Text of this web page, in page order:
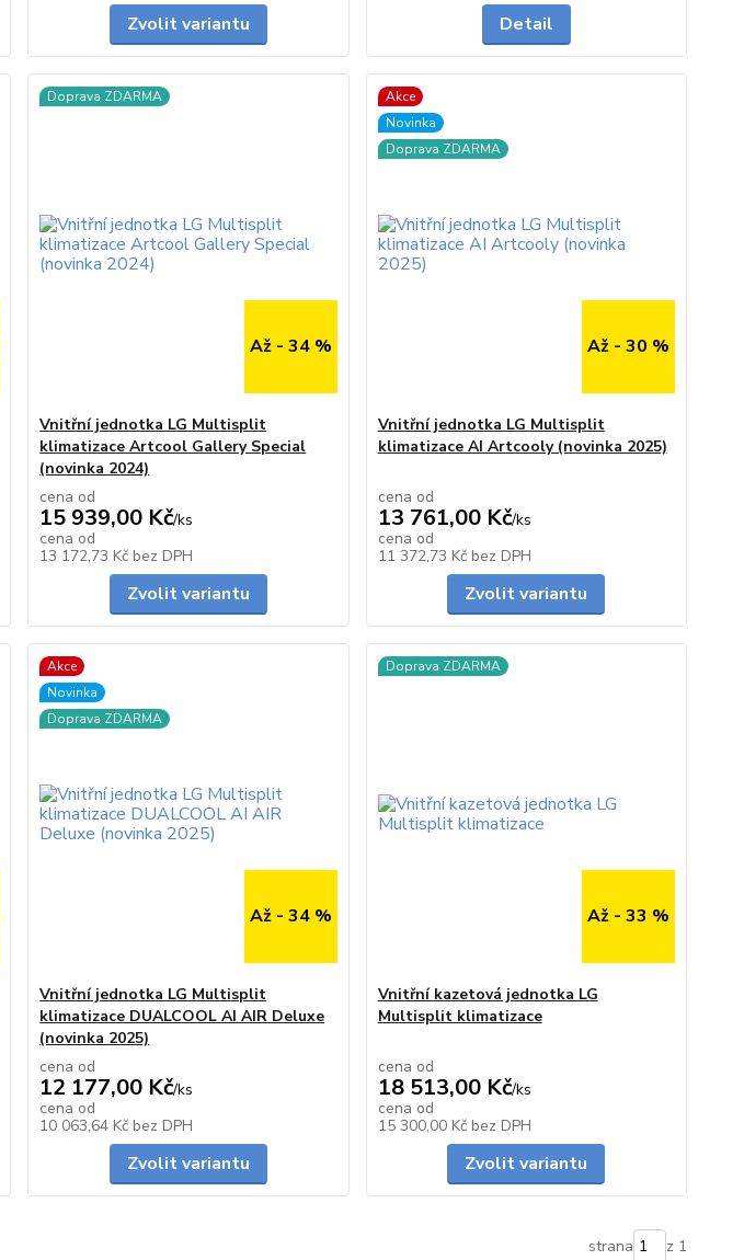
Zvolit variantu Detail
Doprava ZDARMA
Až - 34 %
Vnitřní jednotka LG Multisplit
klimatizace Artcool Gallery Special
(novinka 2024)
cena od
15 939,00 Kč/ks
cena od
13 172,73 Kč bez DPH
Zvolit variantu
Akce
Novinka
Doprava ZDARMA
Až - 30 %
Vnitřní jednotka LG Multisplit
klimatizace AI Artcooly (novinka 2025)
cena od
13 761,00 Kč/ks
cena od
11 372,73 Kč bez DPH
Zvolit variantu
Akce
Novinka
Doprava ZDARMA
Až - 34 %
Vnitřní jednotka LG Multisplit
klimatizace DUALCOOL AI AIR Deluxe
(novinka 2025)
cena od
12 177,00 Kč/ks
cena od
10 063,64 Kč bez DPH
Zvolit variantu
Doprava ZDARMA
Až - 33 %
Vnitřní kazetová jednotka LG
Multisplit klimatizace
cena od
18 513,00 Kč/ks
cena od
15 300,00 Kč bez DPH
Zvolit variantu
strana z 1